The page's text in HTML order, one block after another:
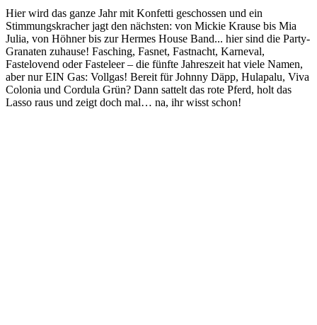
Hier wird das ganze Jahr mit Konfetti geschossen und ein
Stimmungskracher jagt den nächsten: von Mickie Krause bis Mia
Julia, von Höhner bis zur Hermes House Band... hier sind die Party-
Granaten zuhause! Fasching, Fasnet, Fastnacht, Karneval,
Fastelovend oder Fasteleer – die fünfte Jahreszeit hat viele Namen,
aber nur EIN Gas: Vollgas! Bereit für Johnny Däpp, Hulapalu, Viva
Colonia und Cordula Grün? Dann sattelt das rote Pferd, holt das
Lasso raus und zeigt doch mal… na, ihr wisst schon!